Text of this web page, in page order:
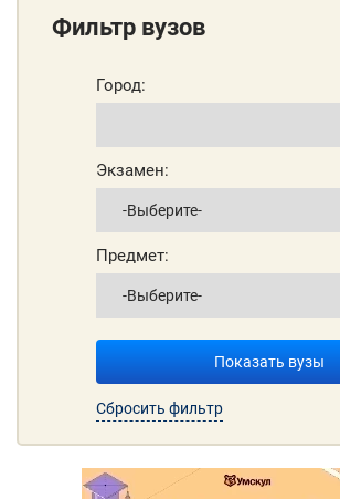
Фильтр вузов
Город:
Экзамен:
Предмет:
Показать вузы
Сбросить фильтр